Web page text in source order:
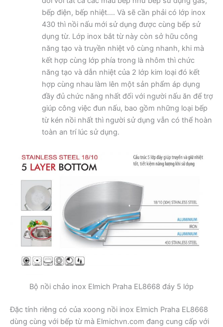
bếp điện, bếp nhiệt…. Và sẽ cần phải có lớp inox
430 thì nồi nấu mới sử dụng được cùng bếp sử
dụng từ. Lớp inox bắt từ này còn sở hữu công
năng tạo và truyền nhiệt vô cùng nhanh, khi mà
kết hợp cùng lớp phía trong là nhôm thì chức
năng tạo và dẫn nhiệt của 2 lớp kim loại đó kết
hợp cùng nhau làm lên một sản phẩm áp dụng
đầy đủ chức năng nhất đối với người nấu ăn để trợ
giúp công việc đun nấu, bao gồm những loại bếp
từ kén nồi nhất thì người sử dụng vẫn có thể hoàn
toàn an trí lúc sử dụng.
Bộ nồi chảo inox Elmich Praha EL8668 đáy 5 lớp
Đặc tính riêng có của xoong nồi inox Elmich Praha EL8668
dùng cùng với bếp từ mà Elmichvn.com đang cung cấp với